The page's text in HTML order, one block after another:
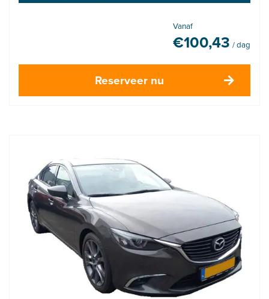
Vanaf
€100,43 / dag
Reserveer nu